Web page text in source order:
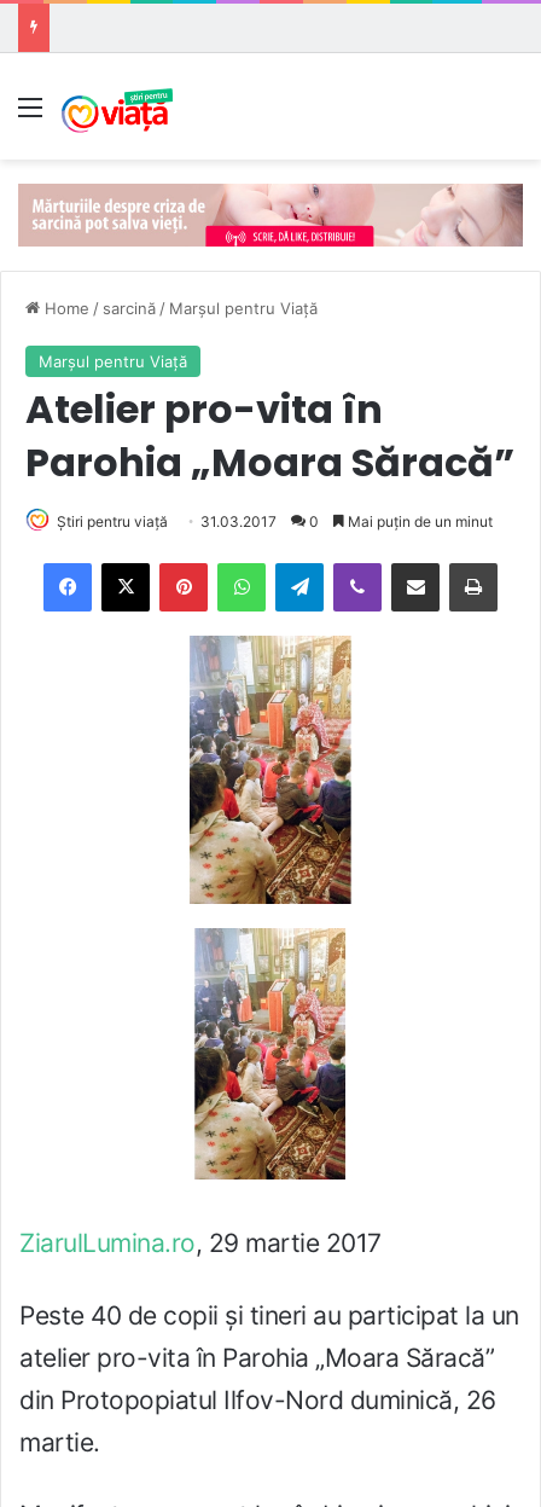
Meniu
Home / sarcină / Marşul pentru Viaţă
Marşul pentru Viaţă
Atelier pro-vita în
Parohia „Moara Săracă”
Știri pentru viață 31.03.2017 0 Mai puțin de un minut
Telegram
ZiarulLumina.ro, 29 martie 2017
Peste 40 de copii și tineri au participat la un
atelier pro-vita în Parohia „Moara Săracă”
din Protopopiatul Ilfov-Nord dumi­nică, 26
martie.